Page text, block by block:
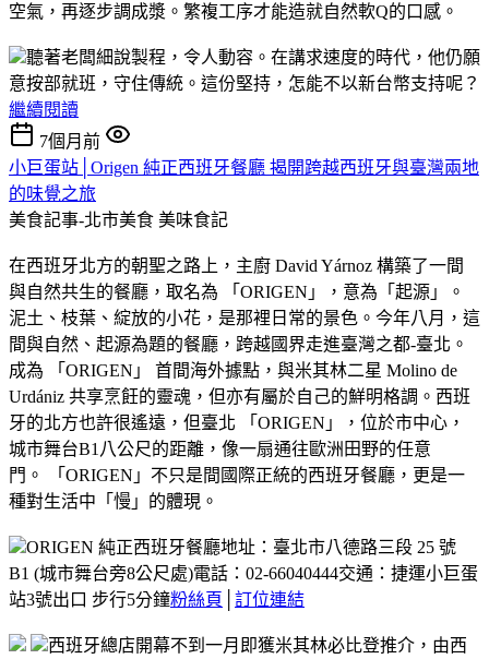
空氣，再逐步調成漿。繁複工序才能造就自然軟Q的口感。
聽著老闆細說製程，令人動容。在講求速度的時代，他仍願
意按部就班，守住傳統。 這份堅持，怎能不以新台幣支持呢？
繼續閱讀
7個月前
小巨蛋站│Origen 純正西班牙餐廳 揭開跨越西班牙與臺灣兩地
的味覺之旅
美食記事-北市美食 美味食記
在西班牙北方的朝聖之路上 ，主廚 David Yárnoz 構築了一間
與自然共生的餐廳，取名為 「ORIGEN」，意為「起源」。
泥土、枝葉、綻放的小花，是那裡日常的景色。 今年八月，這
間與自然、起源為題的餐廳，跨越國界走進臺灣之都-臺北。
成為 「ORIGEN」 首間海外據點，與米其林二星 Molino de
Urdániz 共享烹飪的靈魂，但亦有屬於自己的鮮明格調。 西班
牙的北方也許很遙遠，但臺北 「ORIGEN」，位於市中心，
城市舞台B1八公尺的距離，像一扇通往歐洲田野的任意
門。
「ORIGEN」不只是間國際正統的西班牙餐廳，更是一
種對生活中「慢」的體現。
ORIGEN 純正西班牙餐廳地址：臺北市八德路三段 25 號
B1 (城市舞台旁8公尺處)電話：02-66040444交通：捷運小巨蛋
站3號出口 步行5分鐘粉絲頁 訂位連結
西班牙總店開幕不到一月即獲米其林必比登推介，由西